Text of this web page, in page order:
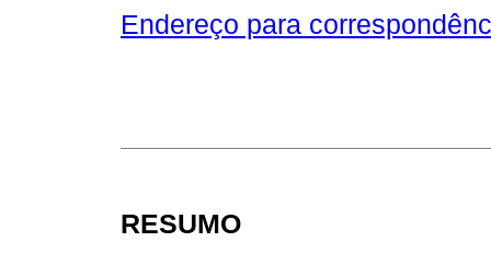
Endereço para
RESUMO